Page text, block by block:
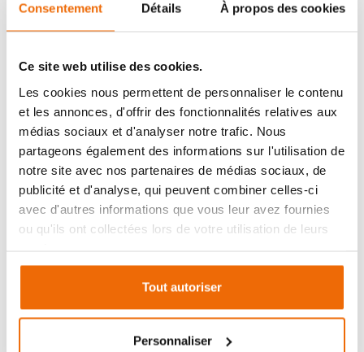
Consentement Détails À propos des cookies
Ce site web utilise des cookies.
Les cookies nous permettent de personnaliser le contenu
et les annonces, d'offrir des fonctionnalités relatives aux
médias sociaux et d'analyser notre trafic. Nous
partageons également des informations sur l'utilisation de
notre site avec nos partenaires de médias sociaux, de
publicité et d'analyse, qui peuvent combiner celles-ci
avec d'autres informations que vous leur avez fournies
ou qu'ils ont collectées lors de votre utilisation de leurs
Tout autoriser
Personnaliser